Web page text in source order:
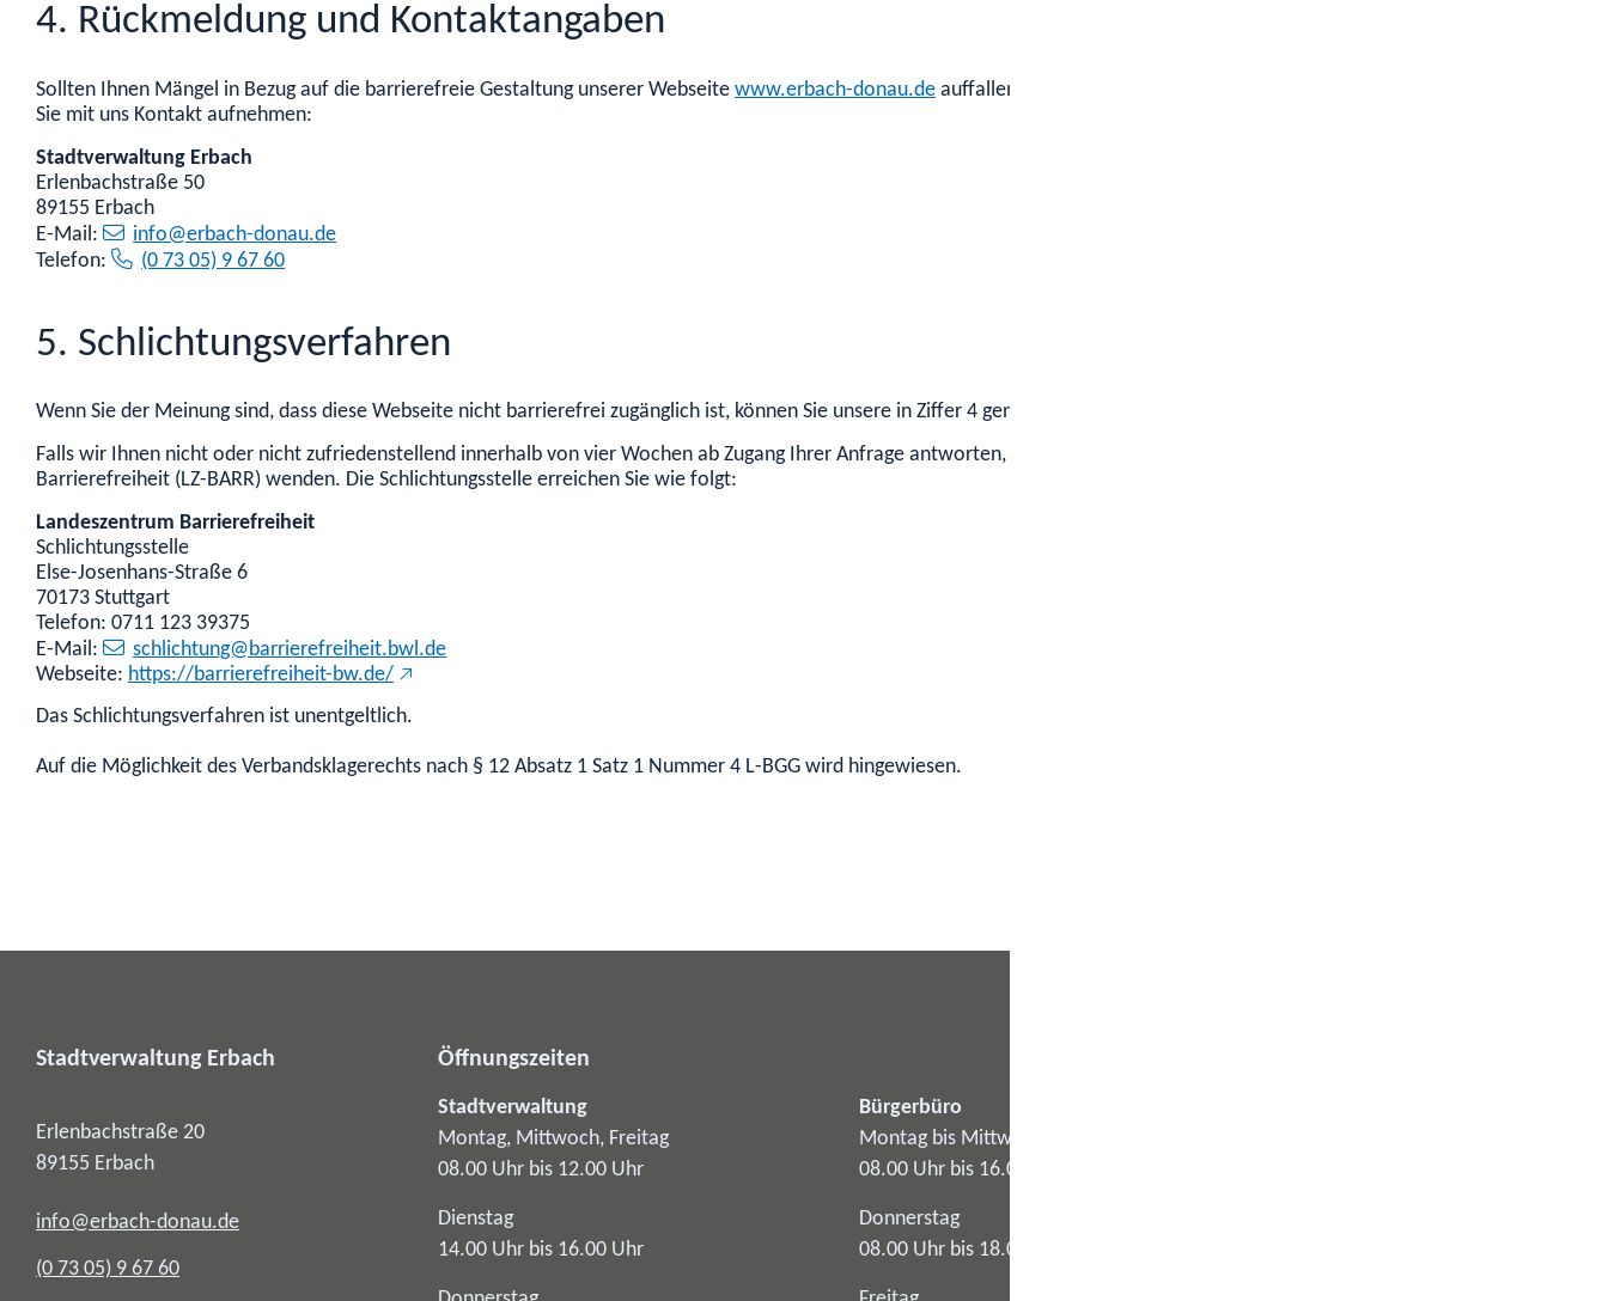
4. Rückmeldung und Kontaktangaben
Sollten Ihnen Mängel in Bezug auf die barrierefreie Gestaltung unserer Webseite www.erbach-donau.de auffallen, wenden Sie sich gerne an uns. Unter folgender Adresse können
Sie mit uns Kontakt aufnehmen:
Stadtverwaltung Erbach
Erlenbachstraße 50
89155 Erbach
E-Mail:
info@erbach-donau.de
Telefon:
(0 73 05) 9 67 60
5. Schlichtungsverfahren
Wenn Sie der Meinung sind, dass diese Webseite nicht barrierefrei zugänglich ist, können Sie unsere in Ziffer 4 genannte Stelle oder Person darüber informieren.
Falls wir Ihnen nicht oder nicht zufriedenstellend innerhalb von vier Wochen ab Zugang Ihrer Anfrage antworten, können Sie sich an die Schlichtungsstelle des Landeszentrums
Barrierefreiheit (LZ-BARR) wenden. Die Schlichtungsstelle erreichen Sie wie folgt:
Landeszentrum Barrierefreiheit
Schlichtungsstelle
Else-Josenhans-Straße 6
70173 Stuttgart
Telefon: 0711 123 39375
E-Mail:
schlichtung@barrierefreiheit.bwl.de
Webseite: https://barrierefreiheit-bw.de/
Das Schlichtungsverfahren ist unentgeltlich.
Auf die Möglichkeit des Verbandsklagerechts nach § 12 Absatz 1 Satz 1 Nummer 4 L-BGG wird hingewiesen.
Stadtverwaltung Erbach
Erlenbachstraße 20
89155 Erbach
info@erbach-donau.de
(0 73 05) 9 67 60
Öffnungszeiten
Stadtverwaltung
Montag, Mittwoch, Freitag
08.00 Uhr bis 12.00 Uhr
Dienstag
14.00 Uhr bis 16.00 Uhr
Bürgerbüro
Montag bis Mittwoch
08.00 Uhr bis 16.00 Uhr
Donnerstag
08.00 Uhr bis 18.00 Uhr